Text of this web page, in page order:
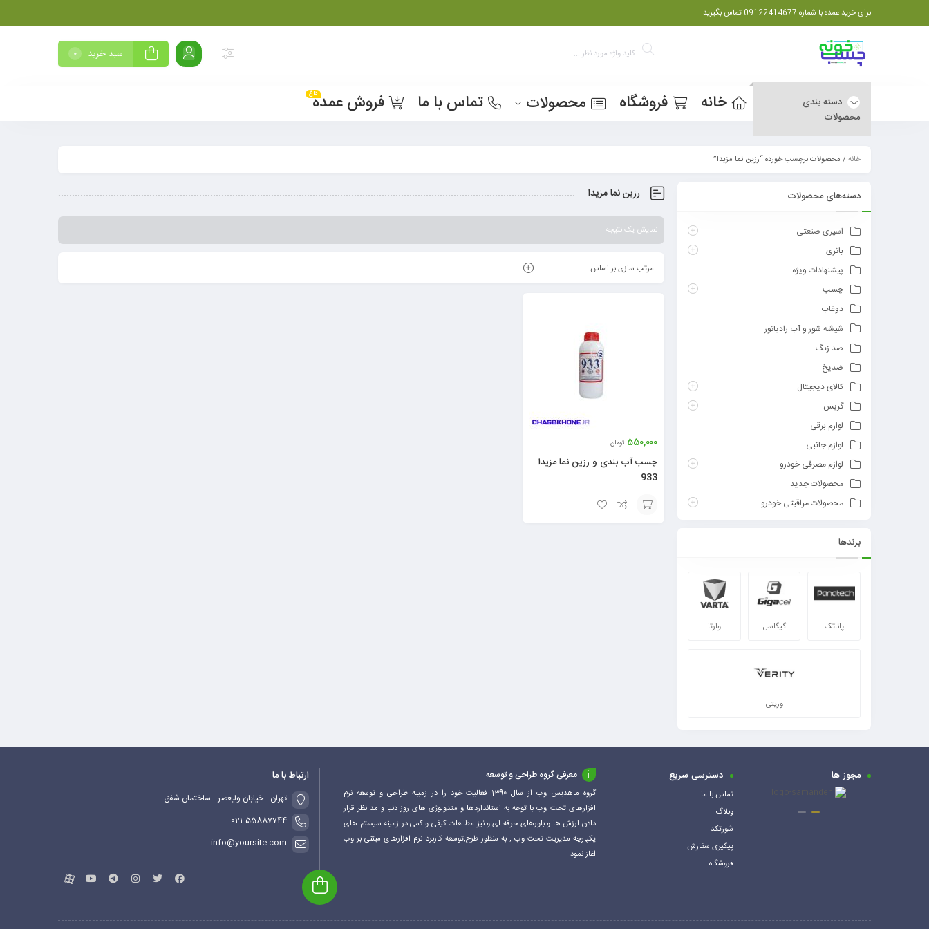
برای خرید عمده با شماره 09122414677 تماس بگیرید
سبد خرید 0
دسته بندی
محصولات
خانه فروشگاه محصولات تماس با ما فروش عمدهداغ
خانه/ محصولات برچسب خورده “رزین نما مزیدا”
رزین نما مزیدا
نمایش یک نتیجه
مرتب سازی بر اساس
550,000 تومان
چسب آب بندی و رزین نما مزیدا
933
دسته‌های محصولات
اسپری صنعتی
باتری
پیشنهادات ویژه
چسب
دوغاب
شیشه شور و آب رادیاتور
ضد زنگ
ضدیخ
کالای دیجیتال
گریس
لوازم برقی
لوازم جانبی
لوازم مصرفی خودرو
محصولات جدید
محصولات مراقبتی خودرو
برندها
پاناتک گیگاسل وارتا
وریتی
مجوز ها دسترسی سریع
تماس با ما
وبلاگ
شورتکد
پیگیری سفارش
فروشگاه
معرفی گروه طراحی و توسعه
گروه ماهدیس وب از سال 1390 فعالیت خود را در زمینه طراحی و توسعه نرم
افزارهای تحت وب با توجه به استانداردها و متدولوژی های روز دنیا و مد نظر قرار
دادن ارزش ها و باورهای حرفه ای و نیز مطالعات کیفی و کمی در زمینه سیستم های
یکپارچه مدیریت تحت وب , به منظور طرح,توسعه کاربرد نرم افزارهای مبتنی بر وب
اغاز نمود.
ارتباط با ما
تهران - خیابان ولیعصر - ساختمان شفق
021-55887744
info@yoursite.com